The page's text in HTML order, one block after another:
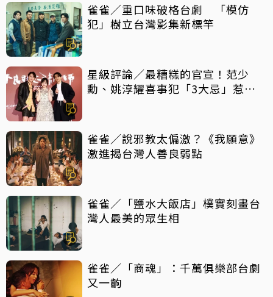
雀雀／重口味破格台劇 「模仿
犯」樹立台灣影集新標竿
星級評論／最糟糕的官宣！范少
勳、姚淳耀喜事犯「3大忌」惹眾
雀雀／說邪教太偏激？《我願意》
激進揭台灣人善良弱點
雀雀／「鹽水大飯店」樸實刻畫台
灣人最美的眾生相
雀雀／「商魂」：千萬俱樂部台劇
又一齣